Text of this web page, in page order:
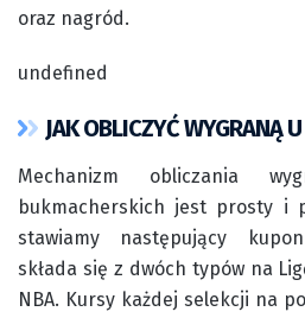
oraz nagród.
undefined
JAK OBLICZYĆ WYGRANĄ
Mechanizm obliczania
bukmacherskich jest prosty i
stawiamy następujący
składa się z dwóch typów na
NBA. Kursy każdej selekcji na